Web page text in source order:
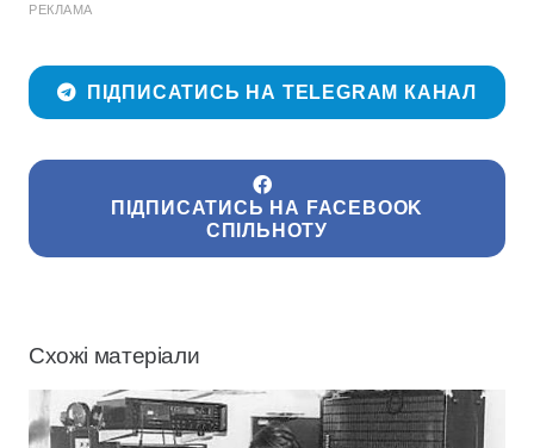
РЕКЛАМА
ПІДПИСАТИСЬ НА TELEGRAM КАНАЛ
ПІДПИСАТИСЬ НА FACEBOOK
СПІЛЬНОТУ
Схожі матеріали